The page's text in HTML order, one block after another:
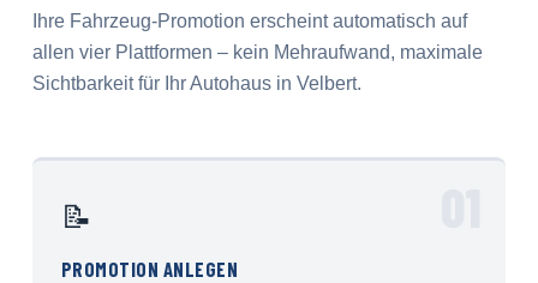
Ihre Fahrzeug-Promotion erscheint automatisch auf
allen vier Plattformen – kein Mehraufwand, maximale
Sichtbarkeit für Ihr Autohaus in Velbert.
📝
PROMOTION ANLEGEN